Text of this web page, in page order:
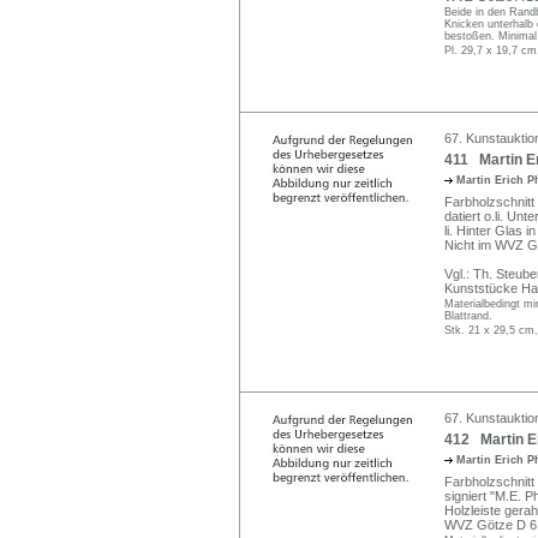
Beide in den
Knicken
bestoßen.
Pl. 29,7 x 19,7
67.
411 Martin
Martin Erich
Farbholzschnitt
datiert o.li.
li. Hinter Glas
Nicht im WVZ
Vgl.: Th.
Kunststücke
Materialbedingt
Blattrand.
Stk. 21 x 29,5
67.
412 Martin
Martin Erich
Farbholzschnitt
signiert "M.E.
Holzleiste
WVZ Götze D